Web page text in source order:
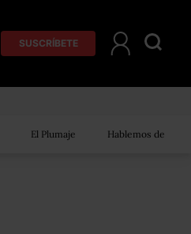
SUSCRÍBETE
El Plumaje Hablemos de